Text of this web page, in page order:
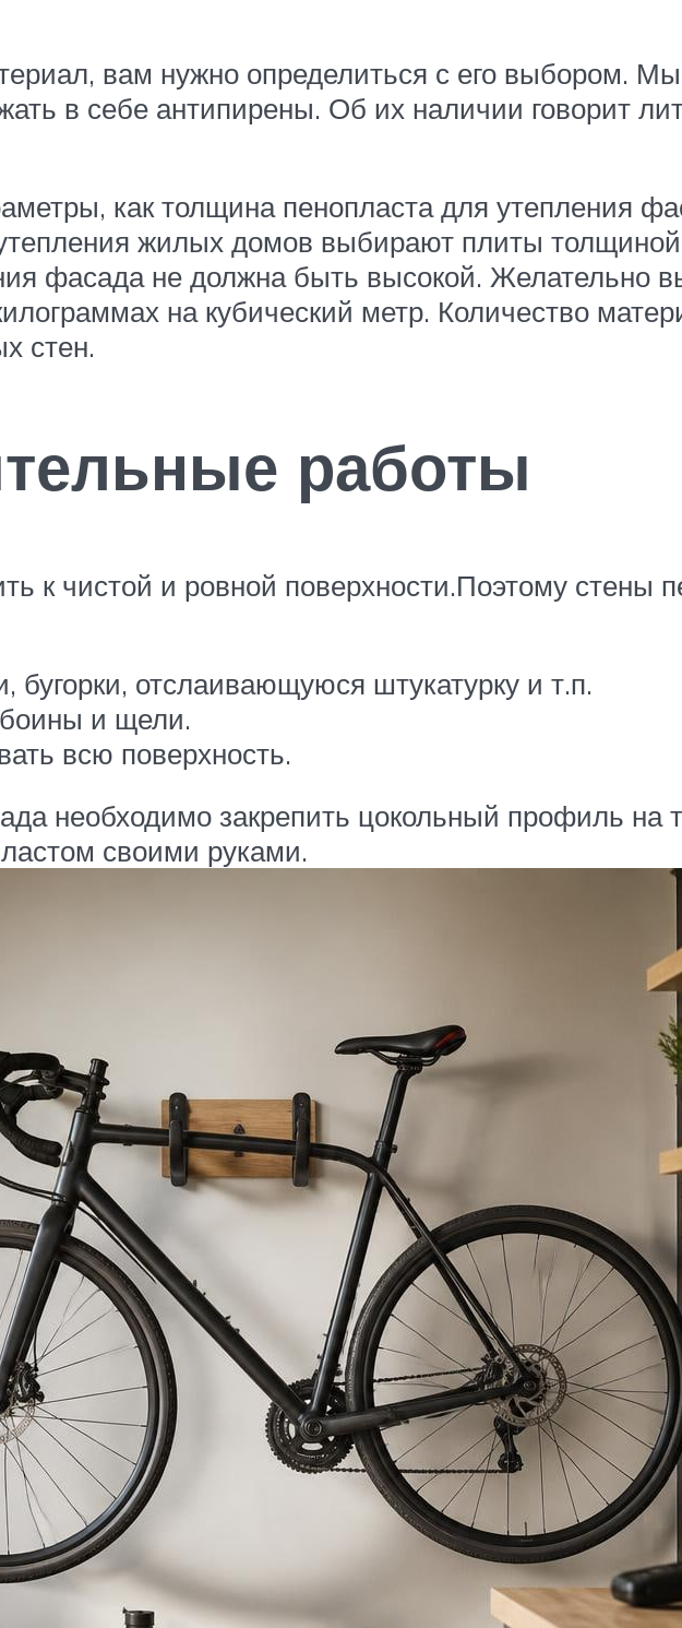
вам нужно определиться с его выбором.
в себе антипирены. Об их наличии говорит
как толщина пенопласта для утепления
жилых домов выбирают плиты
фасада не должна быть высокой. Желательно
на кубический метр. Количество
стен.
работы
к чистой и ровной поверхности.Поэтому стены
бугорки, отслаивающуюся штукатурку и т.п.
и щели.
всю поверхность.
необходимо закрепить цокольный профиль на
своими руками.